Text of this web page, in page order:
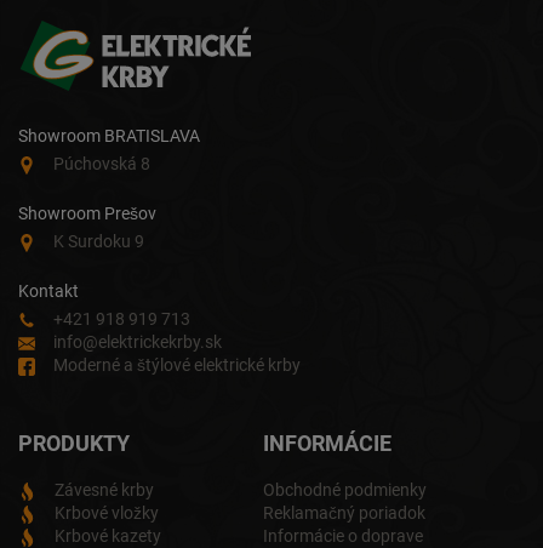
Showroom BRATISLAVA
Púchovská 8
Showroom Prešov
K Surdoku 9
Kontakt
+421 918 919 713
info@elektrickekrby.sk
Moderné a štýlové elektrické krby
PRODUKTY
Závesné krby
Krbové vložky
Krbové kazety
INFORMÁCIE
Obchodné podmienky
Reklamačný poriadok
Informácie o doprave